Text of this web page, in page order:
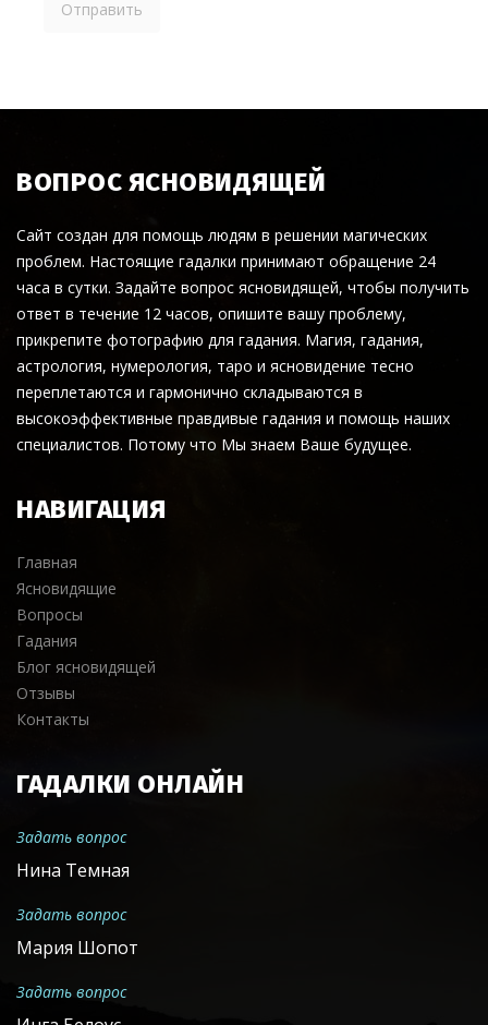
ВОПРОС ЯСНОВИДЯЩЕЙ
Сайт создан для помощь людям в решении магических
проблем. Настоящие гадалки принимают обращение 24
часа в сутки. Задайте вопрос ясновидящей, чтобы получить
ответ в течение 12 часов, опишите вашу проблему,
прикрепите фотографию для гадания. Магия, гадания,
астрология, нумерология, таро и ясновидение тесно
переплетаются и гармонично складываются в
высокоэффективные правдивые гадания и помощь наших
специалистов. Потому что Мы знаем Ваше будущее.
НАВИГАЦИЯ
Главная
Ясновидящие
Вопросы
Гадания
Блог ясновидящей
Отзывы
Контакты
ГАДАЛКИ ОНЛАЙН
Задать вопрос
Нина Темная
Задать вопрос
Мария Шопот
Задать вопрос